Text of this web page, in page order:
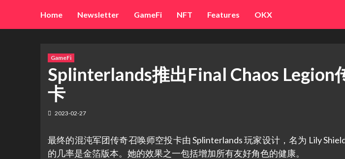
content
Home Newsletter GameFi NFT Features OKX
GameFi
Splinterlands推出Final Chaos Legion
卡
2023-02-27
最终的混沌军团传奇召唤师空投卡由 Splinterlands 玩家设计，名为 Lily
的几率是金箔版本。她的效果之一包括增加所有友好角色的健康。